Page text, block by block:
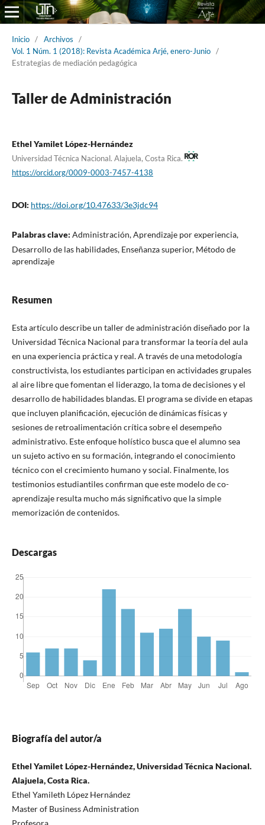
Inicio / Archivos
/
Vol. 1 Núm. 1 (2018): Revista Académica Arjé, enero-Junio /
Estrategias de mediación pedagógica
Taller de Administración
Ethel Yamilet López-Hernández
Universidad Técnica Nacional. Alajuela, Costa Rica.
https://orcid.org/0009-0003-7457-4138
DOI: https://doi.org/10.47633/3e3jdc94
Palabras clave: Administración, Aprendizaje por experiencia,
Desarrollo de las habilidades, Enseñanza superior, Método de
aprendizaje
Resumen
Esta artículo describe un taller de administración diseñado por la
Universidad Técnica Nacional para transformar la teoría del aula
en una experiencia práctica y real. A través de una metodología
constructivista, los estudiantes participan en actividades grupales
al aire libre que fomentan el liderazgo, la toma de decisiones y el
desarrollo de habilidades blandas. El programa se divide en etapas
que incluyen planificación, ejecución de dinámicas físicas y
sesiones de retroalimentación crítica sobre el desempeño
administrativo. Este enfoque holístico busca que el alumno sea
un sujeto activo en su formación, integrando el conocimiento
técnico con el crecimiento humano y social. Finalmente, los
testimonios estudiantiles confirman que este modelo de co-
aprendizaje resulta mucho más significativo que la simple
memorización de contenidos.
Descargas
Biografía del autor/a
Ethel Yamilet López-Hernández, Universidad Técnica Nacional.
Alajuela, Costa Rica.
Ethel Yamileth López Hernández
Master of Business Administration
Profesora